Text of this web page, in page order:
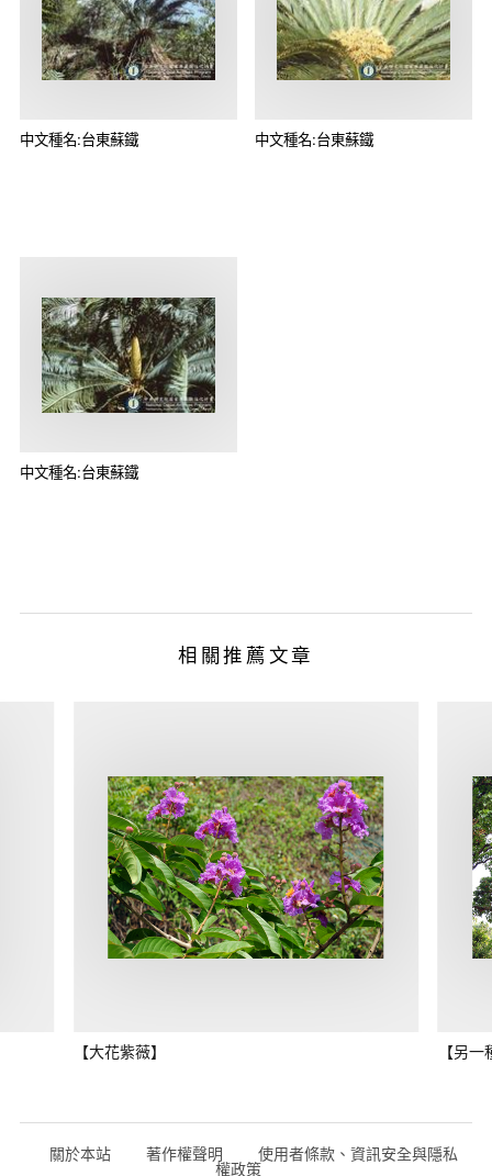
中文種名:台東蘇鐵 中文種名:台東蘇鐵
中文種名:台東蘇鐵
相關推薦文章
【大花紫薇】 【另
關於本站 著作權聲明 使用者條款、資訊安全與隱私
權政策